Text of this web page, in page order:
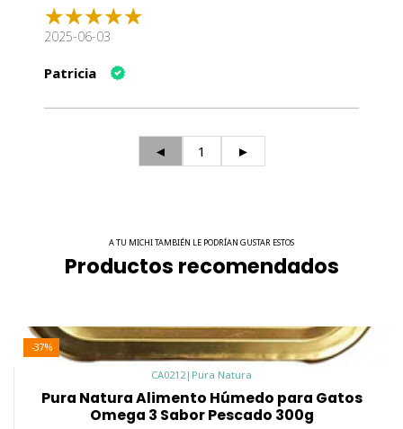
2025-06-03
Patricia
◄ 1 ►
A TU MICHI TAMBIÉN LE PODRÍAN GUSTAR ESTOS
Productos recomendados
-37%
CA0212 | Pura Natura
Pura Natura Alimento Húmedo para Gatos
Omega 3 Sabor Pescado 300g